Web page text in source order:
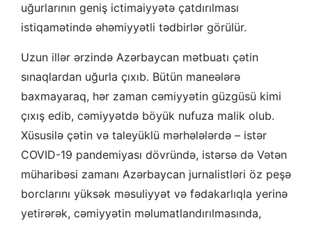
uğurlarının geniş ictimaiyyətə çatdırılması
istiqamətində əhəmiyyətli tədbirlər görülür.
Uzun illər ərzində Azərbaycan mətbuatı çətin
sınaqlardan uğurla çıxıb. Bütün maneələrə
baxmayaraq, hər zaman cəmiyyətin güzgüsü kimi
çıxış edib, cəmiyyətdə böyük nufuza malik olub.
Xüsusilə çətin və taleyüklü mərhələlərdə – istər
COVID-19 pandemiyası dövründə, istərsə də Vətən
müharibəsi zamanı Azərbaycan jurnalistləri öz peşə
borclarını yüksək məsuliyyət və fədakarlıqla yerinə
yetirərək, cəmiyyətin məlumatlandırılmasında,